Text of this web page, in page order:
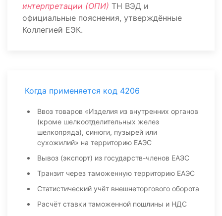
интерпретации (ОПИ) ТН ВЭД и
официальные пояснения, утверждённые
Коллегией ЕЭК.
Когда применяется код 4206
Ввоз товаров «Изделия из внутренних органов
(кроме шелкоотделительных желез
шелкопряда), синюги, пузырей или
сухожилий» на территорию ЕАЭС
Вывоз (экспорт) из государств-членов ЕАЭС
Транзит через таможенную территорию ЕАЭС
Статистический учёт внешнеторгового оборота
Расчёт ставки таможенной пошлины и НДС